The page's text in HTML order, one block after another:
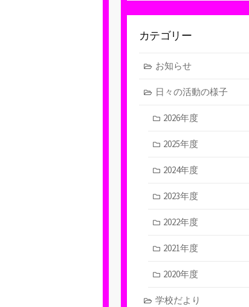
カテゴリー
お知らせ
日々の活動の様子
2026年度
2025年度
2024年度
2023年度
2022年度
2021年度
2020年度
学校だより